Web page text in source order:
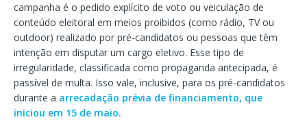
campanha é o pedido explícito de voto ou veiculação de
conteúdo eleitoral em meios proibidos (como rádio, TV ou
outdoor) realizado por pré-candidatos ou pessoas que têm
intenção em disputar um cargo eletivo. Esse tipo de
irregularidade, classificada como propaganda antecipada, é
passível de multa. Isso vale, inclusive, para os pré-candidatos
durante a arrecadação prévia de financiamento, que
iniciou em 15 de maio.